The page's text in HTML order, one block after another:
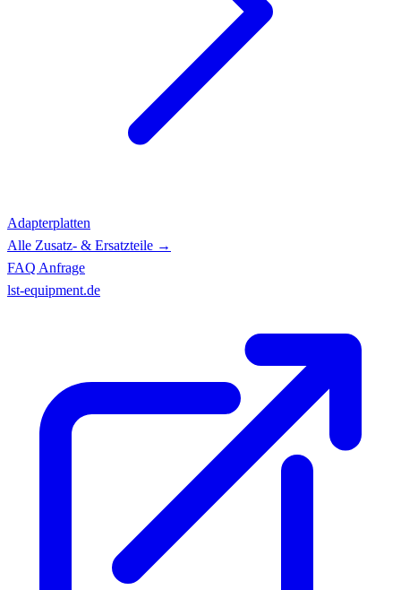
Adapterplatten
Alle Zusatz- & Ersatzteile →
FAQ Anfrage
lst-equipment.de